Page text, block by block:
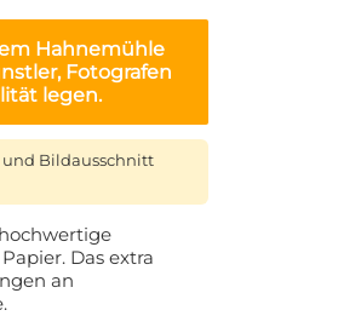
Hahnemühle
Fotografen
legen.
und Bildausschnitt
Das extra
an